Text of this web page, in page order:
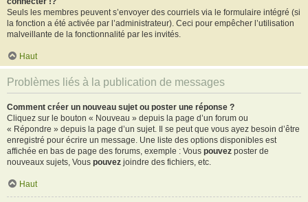
Seuls les membres peuvent s’envoyer des courriels via le formulaire intégré (si
la fonction a été activée par l’administrateur). Ceci pour empêcher l’utilisation
malveillante de la fonctionnalité par les invités.
Haut
Problèmes liés à la publication de messages
Comment créer un nouveau sujet ou poster une réponse ?
Cliquez sur le bouton « Nouveau » depuis la page d’un forum ou
« Répondre » depuis la page d’un sujet. Il se peut que vous ayez besoin d’être
enregistré pour écrire un message. Une liste des options disponibles est
affichée en bas de page des forums, exemple : Vous pouvez poster de
nouveaux sujets, Vous pouvez joindre des fichiers, etc.
Haut